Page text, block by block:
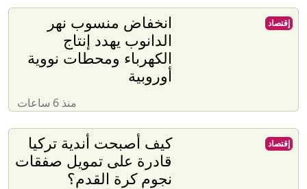
انخفاض منسوب نهر
الدانوب يهدد إنتاج
الكهرباء ومحطات نووية
أوروبية
منذ 6 ساعات
إقتصاد
كيف أصبحت أندية تركيا
قادرة على تمويل صفقات
نجوم كرة القدم؟
إقتصاد